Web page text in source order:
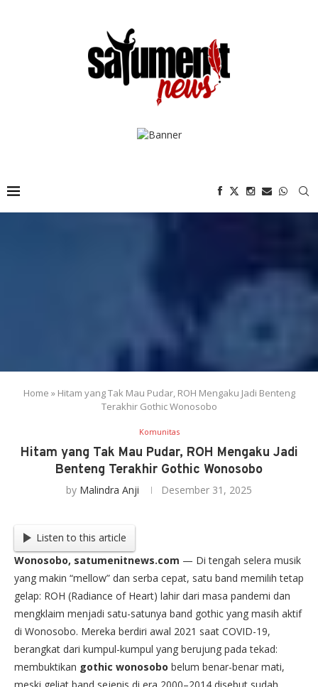
Home » Hitam yang Tak Mau Pudar, ROH Mengaku Jadi Benteng
Terakhir Gothic Wonosobo
Komunitas
Hitam yang Tak Mau Pudar, ROH Mengaku Jadi
Benteng Terakhir Gothic Wonosobo
by Malindra Anji Desember 31, 2025
Listen to this article
Wonosobo, satumenitnews.com — Di tengah selera musik
yang makin “mellow” dan serba cepat, satu band memilih tetap
gelap: ROH (Radiance of Heart) lahir dari masa pandemi dan
mengklaim menjadi satu-satunya band gothic yang masih aktif
di Wonosobo. Mereka berdiri awal 2021 saat COVID-19,
berangkat dari kumpul-kumpul yang berujung pada tekad:
membuktikan gothic wonosobo belum benar-benar mati,
meski geliat band sejenis di era 2000–2014 disebut sudah